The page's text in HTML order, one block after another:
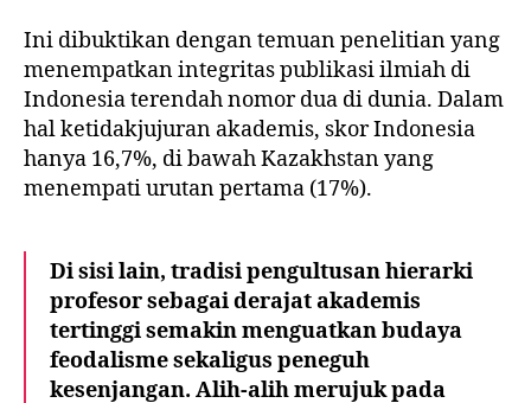
Ini dibuktikan dengan temuan penelitian yang
menempatkan integritas publikasi ilmiah di
Indonesia terendah nomor dua di dunia. Dalam
hal ketidakjujuran akademis, skor Indonesia
hanya 16,7%, di bawah Kazakhstan yang
menempati urutan pertama (17%).
Di sisi lain, tradisi pengultusan hierarki
profesor sebagai derajat akademis
tertinggi semakin menguatkan budaya
feodalisme sekaligus peneguh
kesenjangan. Alih-alih merujuk pada